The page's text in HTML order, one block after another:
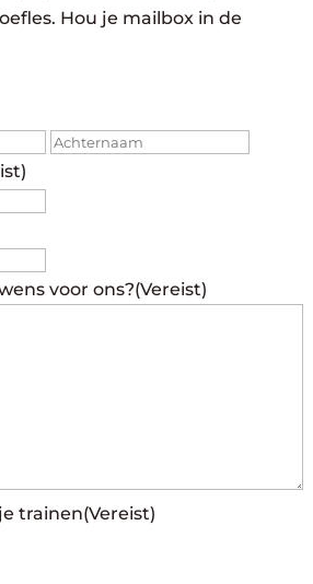
Hou je mailbox in de
Voornaam
voor ons?(Vereist)
trainen(Vereist)